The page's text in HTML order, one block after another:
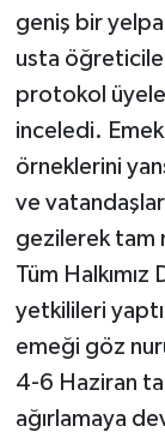
geniş bir
usta
protokol
inceledi.
örneklerini
ve
gezilerek tam
Tüm
yetkilileri
emeği göz
4-6 Haziran
ağırlamaya